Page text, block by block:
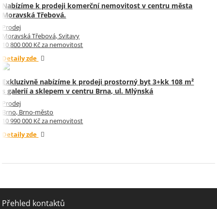
Nabízíme k prodeji komerční nemovitost v centru města
Moravská Třebová.
Prodej
Moravská Třebová, Svitavy
10 800 000 Kč za nemovitost
Detaily zde
Exkluzivně nabízíme k prodeji prostorný byt 3+kk 108 m²
s galerií a sklepem v centru Brna, ul. Mlýnská
Prodej
Brno, Brno-město
10 990 000 Kč za nemovitost
Detaily zde
Přehled kontaktů